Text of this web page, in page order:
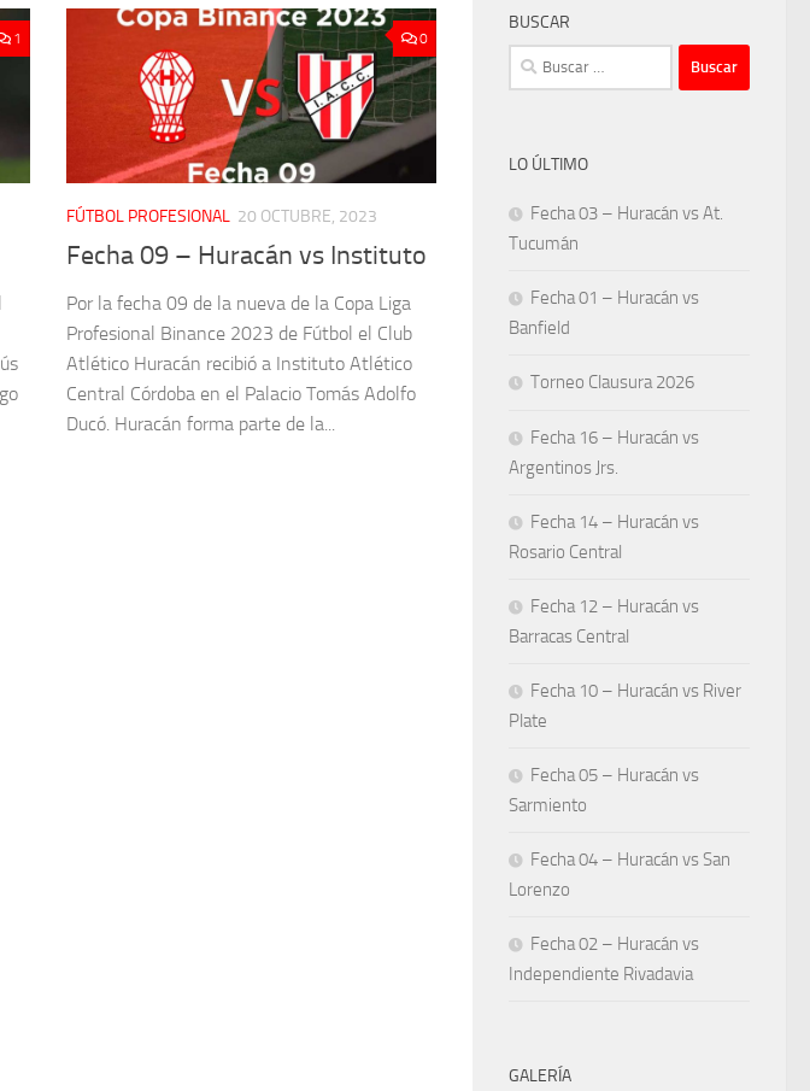
1 0
FÚTBOL PROFESIONAL 20 OCTUBRE, 2023
Fecha 09 – Huracán vs Instituto
Por la fecha 09 de la nueva de la Copa Liga
Profesional Binance 2023 de Fútbol el Club
Atlético Huracán recibió a Instituto Atlético
Central Córdoba en el Palacio Tomás Adolfo
Ducó. Huracán forma parte de la...
BUSCAR
Buscar:
LO ÚLTIMO
Fecha 03 – Huracán vs At.
Tucumán
Fecha 01 – Huracán vs
Banfield
Torneo Clausura 2026
Fecha 16 – Huracán vs
Argentinos Jrs.
Fecha 14 – Huracán vs
Rosario Central
Fecha 12 – Huracán vs
Barracas Central
Fecha 10 – Huracán vs River
Plate
Fecha 05 – Huracán vs
Sarmiento
Fecha 04 – Huracán vs San
Lorenzo
Fecha 02 – Huracán vs
Independiente Rivadavia
GALERÍA